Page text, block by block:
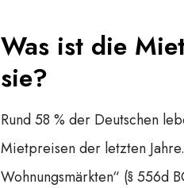
Was ist die
sie?
Rund 58 % der Deutschen
Mietpreisen der letzten
Wohnungsmärkten“ (§ 556d